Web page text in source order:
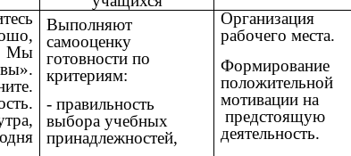
Мы
Выполняют
самооценку
готовности по
критериям:
- правильность
выбора учебных
принадлежностей,
Организация
рабочего места.
Формирование
положительной
мотивации на
предстоящую
деятельность.